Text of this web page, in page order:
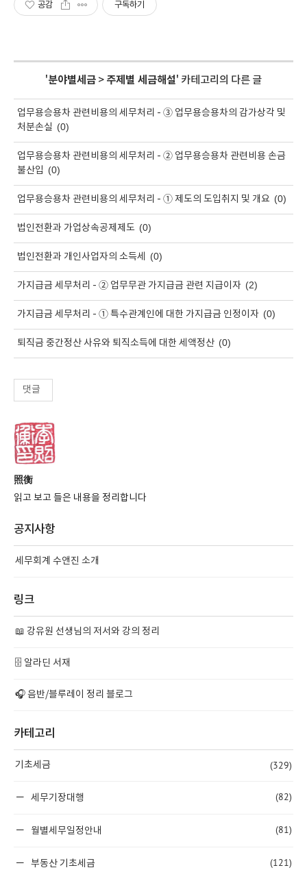
공감 구독하기
'분야별세금 > 주제별 세금해설' 카테고리의 다른 글
업무용승용차 관련비용의 세무처리 - ③ 업무용승용차의 감가상각 및
처분손실 (0)
업무용승용차 관련비용의 세무처리 - ② 업무용승용차 관련비용 손금
불산입 (0)
업무용승용차 관련비용의 세무처리 - ① 제도의 도입취지 및 개요 (0)
법인전환과 가업상속공제제도 (0)
법인전환과 개인사업자의 소득세 (0)
가지급금 세무처리 - ② 업무무관 가지급금 관련 지급이자 (2)
가지급금 세무처리 - ① 특수관계인에 대한 가지급금 인정이자 (0)
퇴직금 중간정산 사유와 퇴직소득에 대한 세액정산 (0)
댓글
照衡
읽고 보고 들은 내용을 정리합니다
공지사항
세무회계 수앤진 소개
링크
📖 강유원 선생님의 저서와 강의 정리
🗄️ 알라딘 서재
🎧 음반/블루레이 정리 블로그
카테고리
기초세금 (329)
세무기장대행 (82)
월별세무일정안내 (81)
부동산 기초세금 (121)